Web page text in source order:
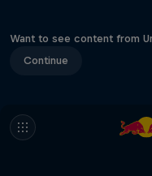
Want to see content from
Continue